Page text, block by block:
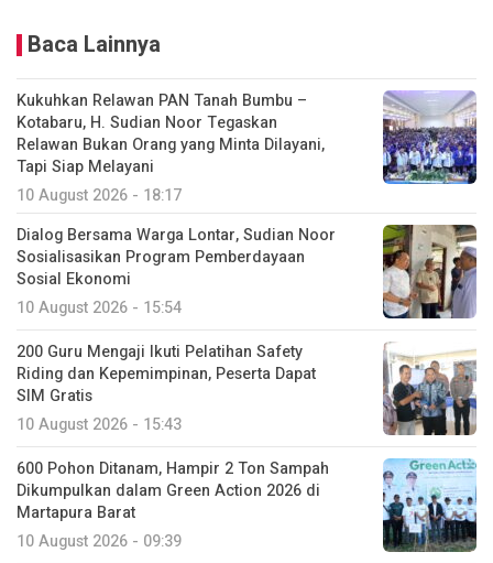
Baca Lainnya
Kukuhkan Relawan PAN Tanah Bumbu –
Kotabaru, H. Sudian Noor Tegaskan
Relawan Bukan Orang yang Minta Dilayani,
Tapi Siap Melayani
10 August 2026 - 18:17
Dialog Bersama Warga Lontar, Sudian Noor
Sosialisasikan Program Pemberdayaan
Sosial Ekonomi
10 August 2026 - 15:54
200 Guru Mengaji Ikuti Pelatihan Safety
Riding dan Kepemimpinan, Peserta Dapat
SIM Gratis
10 August 2026 - 15:43
600 Pohon Ditanam, Hampir 2 Ton Sampah
Dikumpulkan dalam Green Action 2026 di
Martapura Barat
10 August 2026 - 09:39